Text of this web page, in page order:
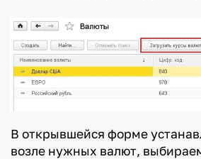
В открывшейся форме
возле нужных валют,